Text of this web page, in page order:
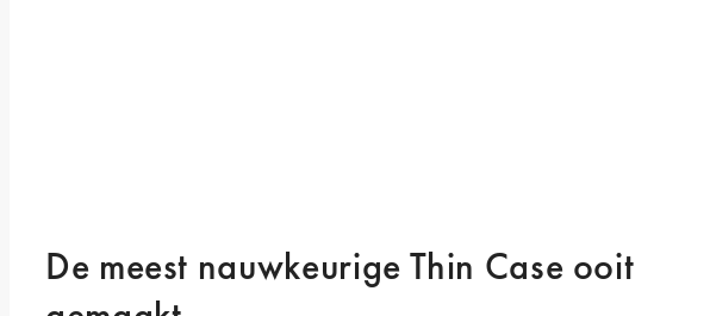
De meest nauwkeurige Thin Case ooit